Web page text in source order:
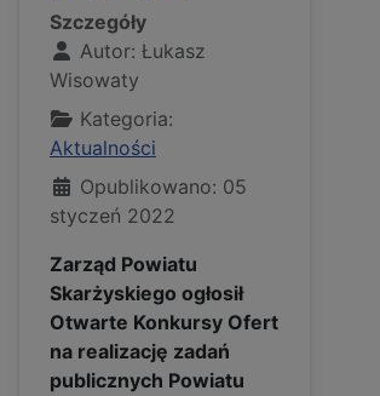
Szczegóły
Autor: Łukasz
Wisowaty
Kategoria:
Aktualności
Opublikowano: 05
styczeń 2022
Zarząd Powiatu
Skarżyskiego ogłosił
Otwarte Konkursy Ofert
na realizację zadań
publicznych Powiatu